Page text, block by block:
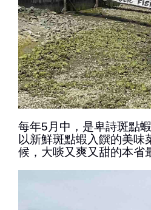
每年5月中，是卑詩斑點
以新鮮斑點蝦入饌的美
候，大啖又爽又甜的本省